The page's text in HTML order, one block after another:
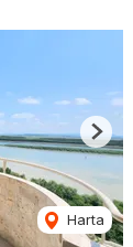
Harta
Next